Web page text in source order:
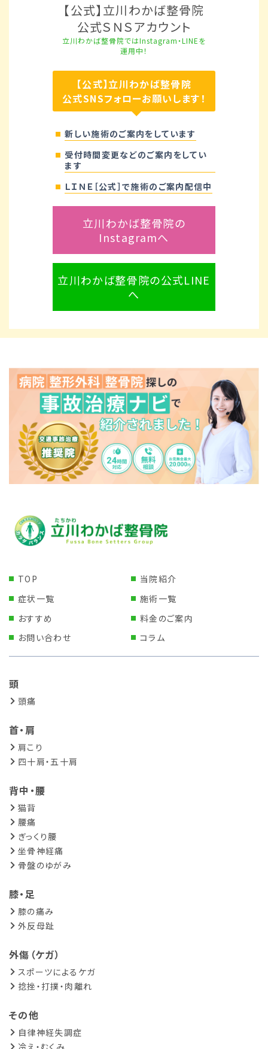
【公式】立川わかば整骨院
公式ＳＮＳアカウント
立川わかば整骨院ではInstagram・LINEを
運用中！
【公式】立川わかば整骨院
公式SNSフォローお願いします！
新しい施術のご案内をしています
受付時間変更などのご案内をしてい
ます
ＬＩＮＥ［公式］で施術のご案内配信中
立川わかば整骨院の
Instagramへ
立川わかば整骨院の公式LINE
へ
TOP
当院紹介
症状一覧
施術一覧
おすすめ
料金のご案内
お問い合わせ
コラム
頭
頭痛
首・肩
肩こり
四十肩・五十肩
背中・腰
猫背
腰痛
ぎっくり腰
坐骨神経痛
骨盤のゆがみ
膝・足
膝の痛み
外反母趾
外傷（ケガ）
スポーツによるケガ
捻挫・打撲・肉離れ
その他
自律神経失調症